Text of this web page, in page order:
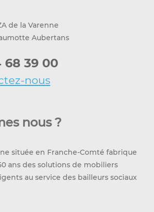
de la Varenne
Aubertans
68 39 00
nous
nous ?
située en Franche-Comté fabrique
ans des solutions de mobiliers
au service des bailleurs sociaux